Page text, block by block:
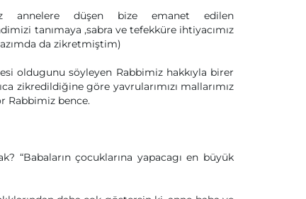
annelere düşen bize emanet edilen
tanımaya ,sabra ve tefekküre ihtiyacımız
da zikretmiştim)
oldugunu söyleyen Rabbimiz hakkıyla birer
zikredildiğine göre yavrularımızı mallarımız
Rabbimiz bence.
“Babaların çocuklarına yapacagı en büyük